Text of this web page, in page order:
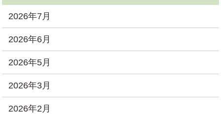
2026年7月
2026年6月
2026年5月
2026年3月
2026年2月